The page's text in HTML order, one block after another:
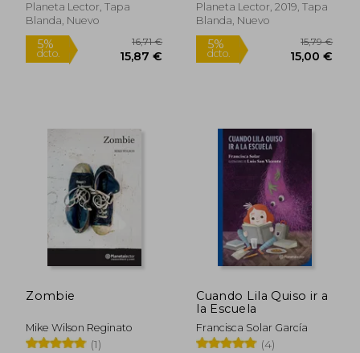
5% 5%
dcto.
Planeta Lector, Tapa
Blanda, Nuevo
Planeta Lector, 2019, Tapa
Blanda, Nuevo
Zombie
Mike Wilson Reginato
(1)
Cuando Lila Quiso ir a
la Escuela
Francisca Solar García
(4)